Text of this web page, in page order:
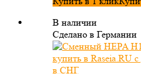
В наличии
Сделано в Германии